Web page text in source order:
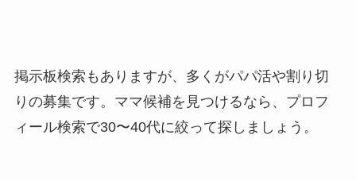
掲示板検索もありますが、多くがパパ活や割り切
りの募集です。ママ候補を見つけるなら、プロフ
ィール検索で30〜40代に絞って探しましょう。